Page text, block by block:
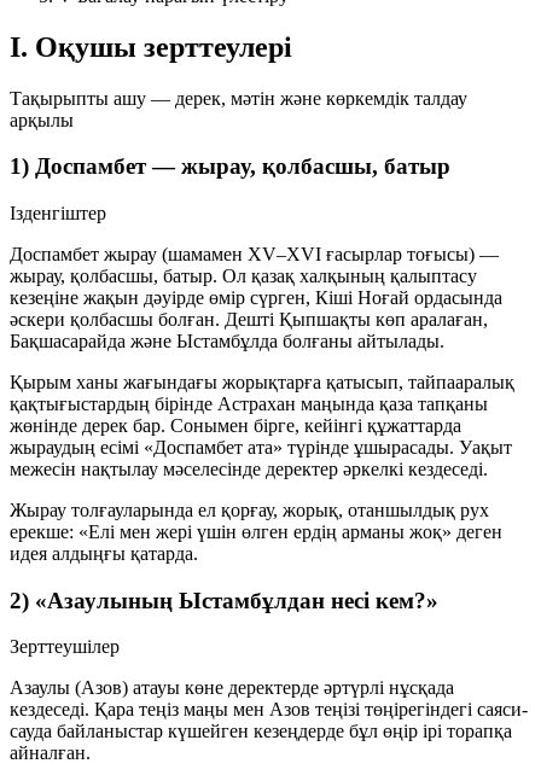
I. Оқушы зерттеулері
Тақырыпты ашу — дерек, мәтін және көркемдік талдау
арқылы
1) Доспамбет — жырау, қолбасшы, батыр
Ізденгіштер
Доспамбет жырау (шамамен XV–XVI ғасырлар тоғысы) —
жырау, қолбасшы, батыр. Ол қазақ халқының қалыптасу
кезеңіне жақын дәуірде өмір сүрген, Кіші Ноғай ордасында
әскери қолбасшы болған. Дешті Қыпшақты көп аралаған,
Бақшасарайда және Ыстамбұлда болғаны айтылады.
Қырым ханы жағындағы жорықтарға қатысып, тайпааралық
қақтығыстардың бірінде Астрахан маңында қаза тапқаны
жөнінде дерек бар. Сонымен бірге, кейінгі құжаттарда
жыраудың есімі «Доспамбет ата» түрінде ұшырасады. Уақыт
межесін нақтылау мәселесінде деректер әркелкі кездеседі.
Жырау толғауларында ел қорғау, жорық, отаншылдық рух
ерекше: «Елі мен жері үшін өлген ердің арманы жоқ» деген
идея алдыңғы қатарда.
2) «Азаулының Ыстамбұлдан несі кем?»
Зерттеушілер
Азаулы (Азов) атауы көне деректерде әртүрлі нұсқада
кездеседі. Қара теңіз маңы мен Азов теңізі төңірегіндегі саяси-
сауда байланыстар күшейген кезеңдерде бұл өңір ірі торапқа
айналған.